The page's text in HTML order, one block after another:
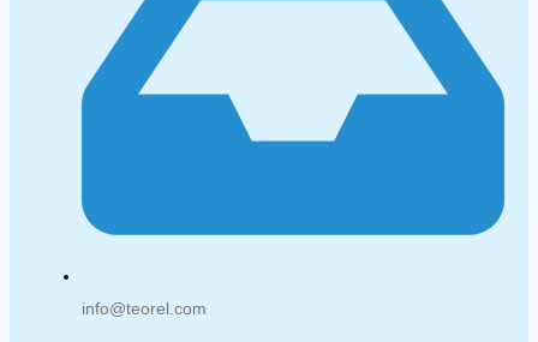
info@teorel.com